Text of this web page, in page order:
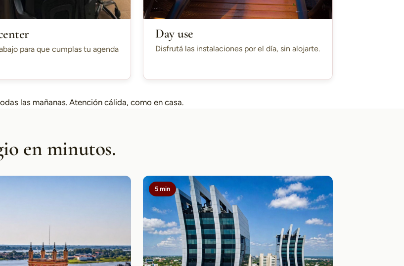
para que cumplas tu agenda
Day use
Disfrutá las instalaciones por el día, sin alojarte.
las mañanas. Atención cálida, como en casa.
en minutos.
5 min